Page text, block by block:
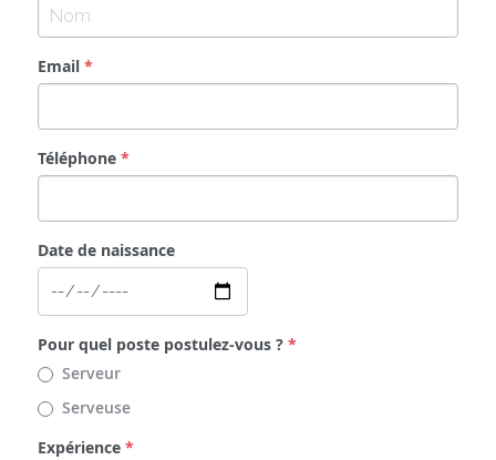
Email*
Téléphone*
Date de naissance
Pour quel poste postulez-vous ?*
Serveur
Serveuse
Expérience*